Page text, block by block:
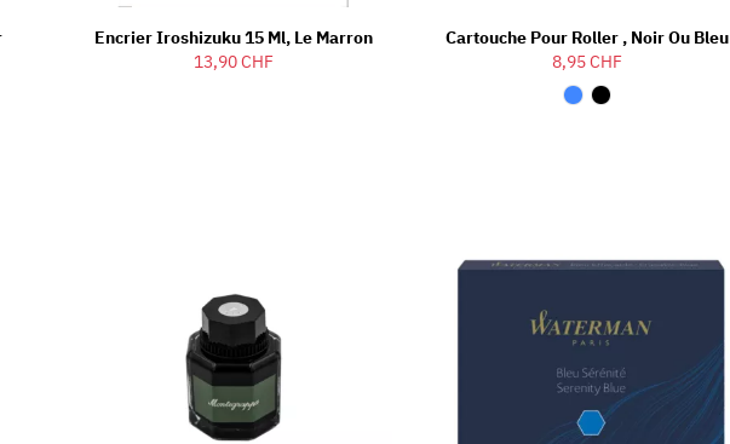
Encrier Iroshizuku 15 Ml, Le Marron
13,90 CHF
Cartouche Pour Roller , Noir Ou Bleu
8,95 CHF